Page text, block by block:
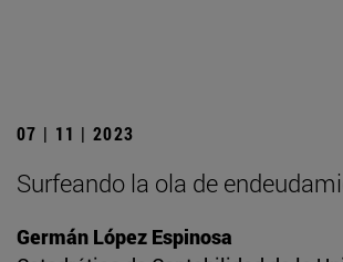
07 | 11 | 2023
Surfeando la ola de
Germán López Espinosa